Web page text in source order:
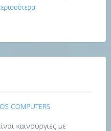
COMPUTERS
καινούργιες με